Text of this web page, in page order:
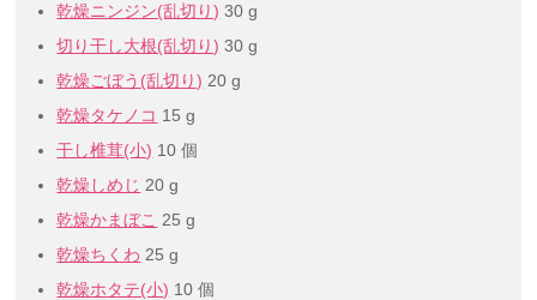
乾燥ニンジン(乱切り) 30 g
切り干し大根(乱切り) 30 g
乾燥ごぼう(乱切り) 20 g
乾燥タケノコ 15 g
干し椎茸(小) 10 個
乾燥しめじ 20 g
乾燥かまぼこ 25 g
乾燥ちくわ 25 g
乾燥ホタテ(小) 10 個